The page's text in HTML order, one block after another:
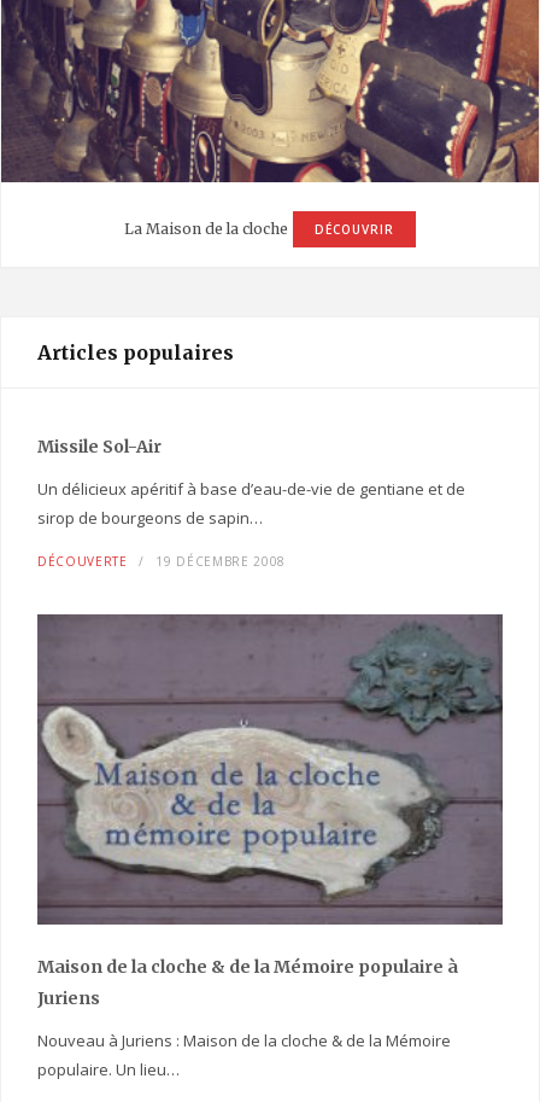
La Maison de la cloche DÉCOUVRIR
Articles populaires
Missile Sol-Air
Un délicieux apéritif à base d’eau-de-vie de gentiane et de
sirop de bourgeons de sapin…
DÉCOUVERTE 19 DÉCEMBRE 2008
Maison de la cloche & de la Mémoire populaire à
Juriens
Nouveau à Juriens : Maison de la cloche & de la Mémoire
populaire. Un lieu…